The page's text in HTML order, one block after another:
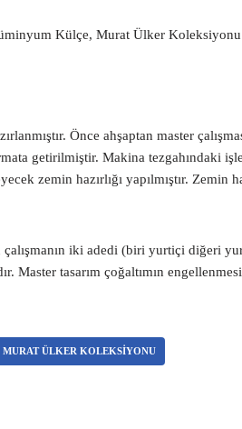
Külçe, Murat Ülker Koleksiyonu
Önce ahşaptan master
getirilmiştir. Makina tezgahındaki
zemin hazırlığı yapılmıştır. Zemin
çalışmanın iki adedi (biri yurtiçi diğeri
Master tasarım çoğaltımın
MURAT ÜLKER KOLEKSIYONU